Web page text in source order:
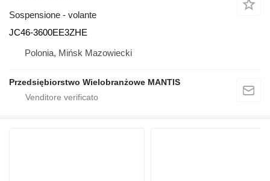
Sospensione - volante
JC46-3600EE3ZHE
Polonia, Mińsk Mazowiecki
Przedsiębiorstwo Wielobranżowe MANTIS